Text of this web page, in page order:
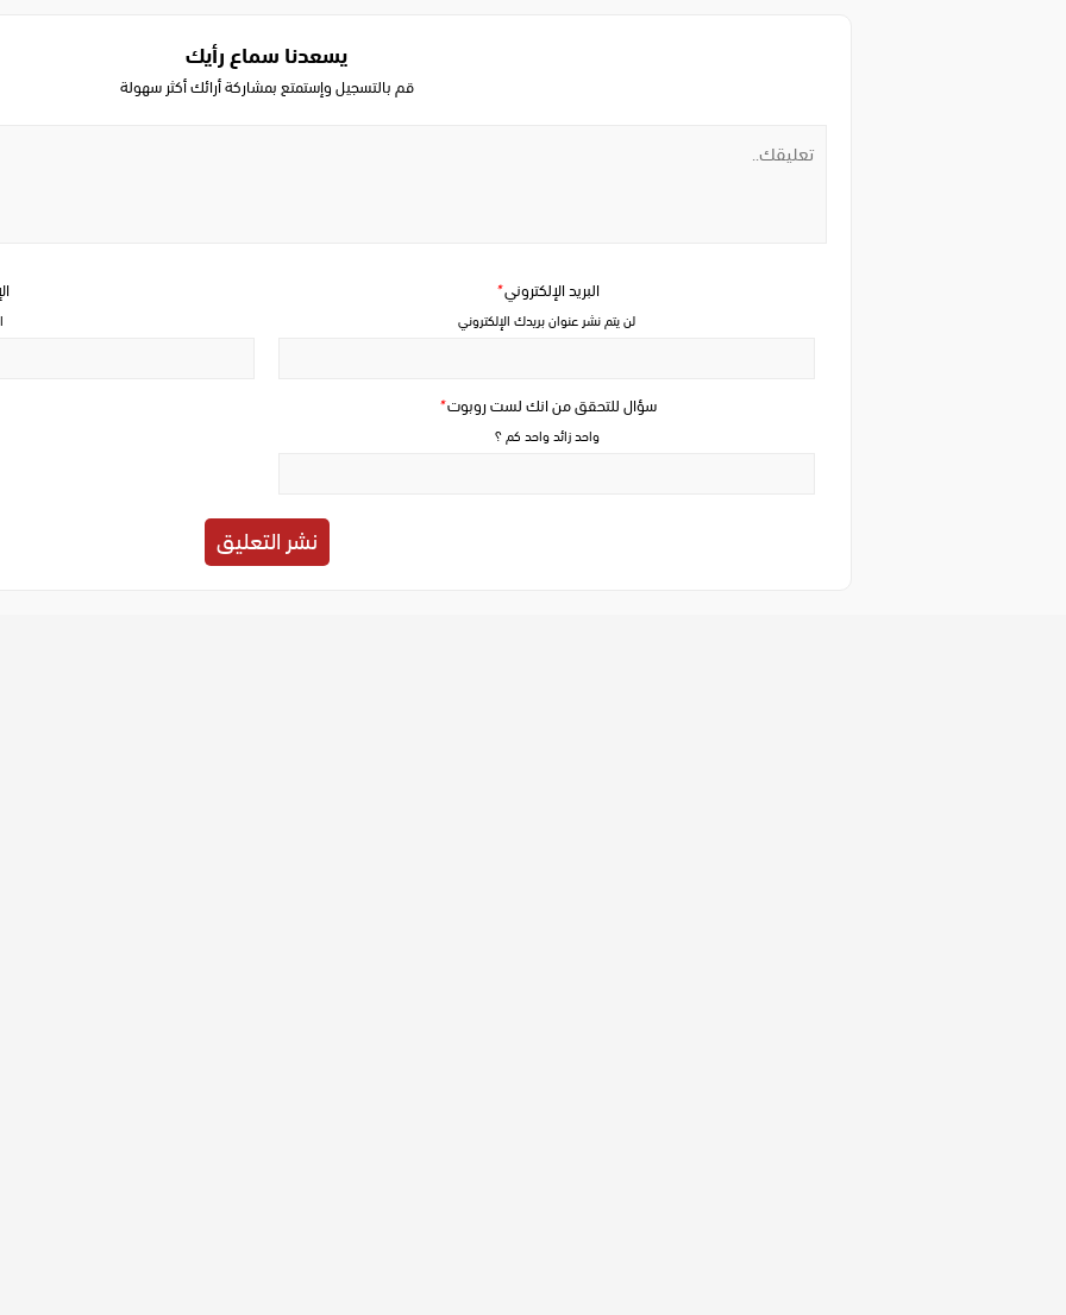
يسعدنا سماع رأيك
قم بالتسجيل وإستمتع بمشاركة أرائك أكثر سهولة
سؤال للتحقق من انك لست روبوت*
واحد زائد واحد كم ؟
البريد الإلكتروني*
لن يتم نشر عنوان بريدك الإلكتروني